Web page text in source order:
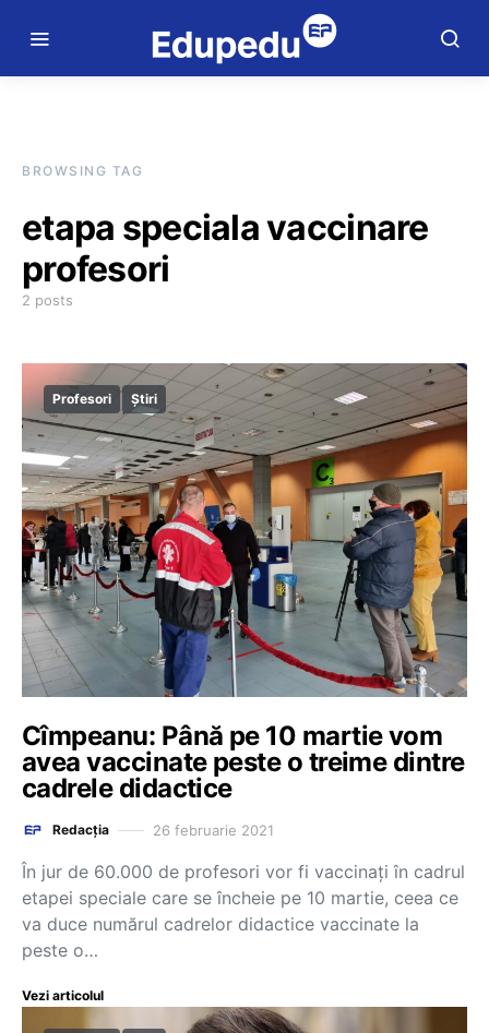
BROWSING TAG
etapa speciala vaccinare
profesori
2 posts
Profesori Știri
Cîmpeanu: Până pe 10 martie vom
avea vaccinate peste o treime dintre
cadrele didactice
Redacția 26 februarie 2021
În jur de 60.000 de profesori vor fi vaccinați în cadrul
etapei speciale care se încheie pe 10 martie, ceea ce
va duce numărul cadrelor didactice vaccinate la
peste o…
Vezi articolul